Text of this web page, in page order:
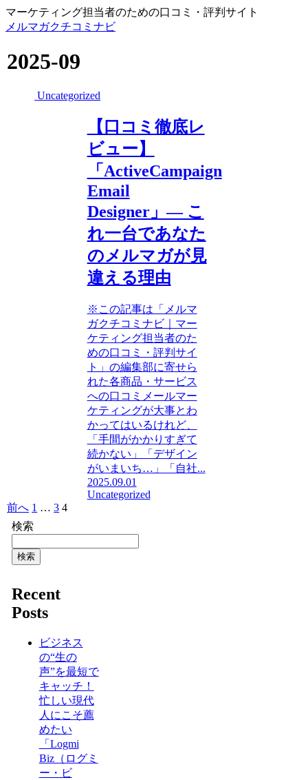
マーケティング担当者のための口コミ・評判サイト
メルマガクチコミナビ
2025-09
Uncategorized
【口コミ徹底レ
ビュー】
「ActiveCampaign
Email
Designer」― こ
れ一台であなた
のメルマガが見
違える理由
※この記事は「メルマ
ガクチコミナビ｜マー
ケティング担当者のた
めの口コミ・評判サイ
ト」の編集部に寄せら
れた各商品・サービス
への口コミメールマー
ケティングが大事とわ
かってはいるけれど、
「手間がかかりすぎて
続かない」「デザイン
がいまいち…」「自社...
2025.09.01
Uncategorized
前へ 1 … 3 4
検索
検索
Recent
Posts
ビジネス
の“生の
声”を最短で
キャッチ！
忙しい現代
人にこそ薦
めたい
「Logmi
Biz（ログミ
ー・ビ